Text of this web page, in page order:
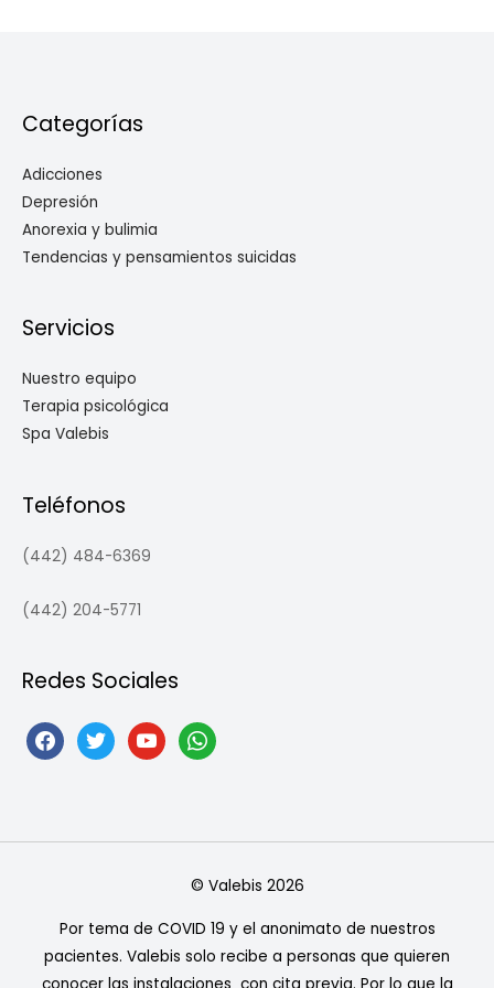
Categorías
Adicciones
Depresión
Anorexia y bulimia
Tendencias y pensamientos suicidas
Servicios
Nuestro equipo
Terapia psicológica
Spa Valebis
Teléfonos
(442) 484-6369
(442) 204-5771
Redes Sociales
facebooktwitter youtubewhatsapp
© Valebis 2026
Por tema de COVID 19 y el anonimato de nuestros
pacientes. Valebis solo recibe a personas que quieren